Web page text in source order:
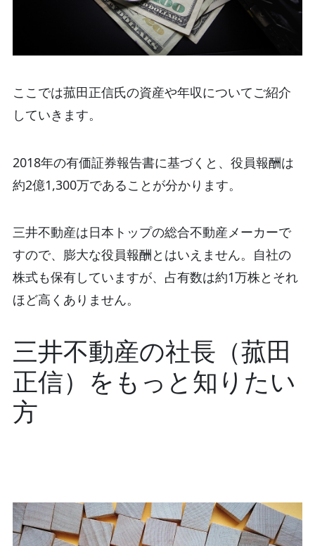
ここでは菰田正信氏の資産や年収についてご紹介
していきます。
2018年の有価証券報告書に基づくと、役員報酬は
約2億1,300万であることが分かります。
三井不動産は日本トップの総合不動産メーカーで
すので、膨大な役員報酬とはいえません。自社の
株式も保有していますが、占有数は約1万株とそれ
ほど高くありません。
三井不動産の社長（菰田
正信）をもっと知りたい
方